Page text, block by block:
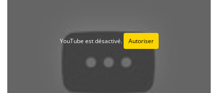
YouTube est désactivé. Autoriser